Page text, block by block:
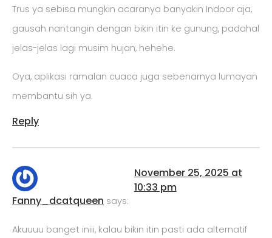
Trus ya sebisa mungkin acaranya banyakin Indoor aja,
gausah nantangin dengan bikin itin ke gunung, padahal
jelas-jelas lagi musim hujan, hehehe.
Oya, aplikasi ramalan cuaca juga sebenarnya lumayan
membantu sih ya.
Reply
Fanny_dcatqueen says:
November 25, 2025 at
10:33 pm
Akuuuu banget iniii, kalau bikin itin pasti ada alternatif